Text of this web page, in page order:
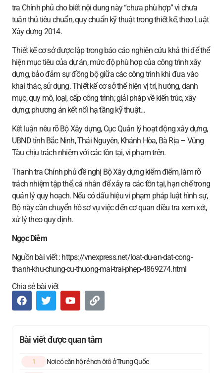
tra Chính phủ cho biết nội dung này “chưa phù hợp” vì chưa
tuân thủ tiêu chuẩn, quy chuẩn kỹ thuật trong thiết kế, theo Luật
Xây dựng 2014.
Thiết kế cơ sở được lập trong báo cáo nghiên cứu khả thi để thể
hiện mục tiêu của dự án, mức độ phù hợp của công trình xây
dựng, bảo đảm sự đồng bộ giữa các công trình khi đưa vào
khai thác, sử dụng. Thiết kế cơ sở thể hiện vị trí, hướng, danh
mục, quy mô, loại, cấp công trình; giải pháp về kiến trúc, xây
dựng; phương án kết nối hạ tầng kỹ thuật…
Kết luận nêu rõ Bộ Xây dựng, Cục Quản lý hoạt động xây dựng,
UBND tỉnh Bắc Ninh, Thái Nguyên, Khánh Hòa, Bà Rịa – Vũng
Tàu chịu trách nhiệm với các tồn tại, vi phạm trên.
Thanh tra Chính phủ đề nghị Bộ Xây dựng kiểm điểm, làm rõ
trách nhiệm tập thể, cá nhân để xảy ra các tồn tại, hạn chế trong
quản lý quy hoạch. Nếu có dấu hiệu vi phạm pháp luật hình sự,
Bộ này cần chuyển hồ sơ vụ việc đến cơ quan điều tra xem xét,
xử lý theo quy định.
Ngọc Diễm
Nguồn bài viết : https://vnexpress.net/loat-du-an-dat-cong-
thanh-khu-chung-cu-thuong-mai-trai-phep-4869274.html
Chia sẻ bài viết
Bài viết được quan tâm
1 Nơi có căn hộ rẻ hơn ôtô ở Trung Quốc